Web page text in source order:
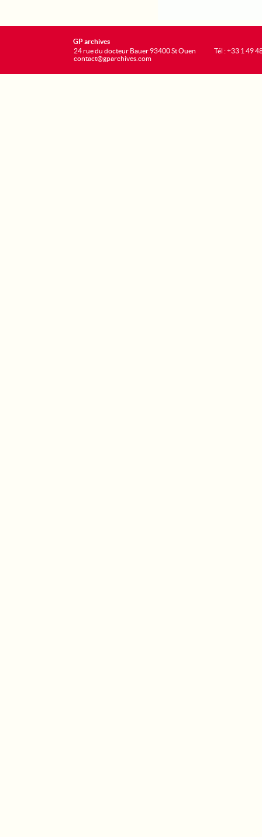
GP archives
24 rue du docteur Bauer 93400 St Ouen
contact@gparchives.com
Tél : +33 1 49